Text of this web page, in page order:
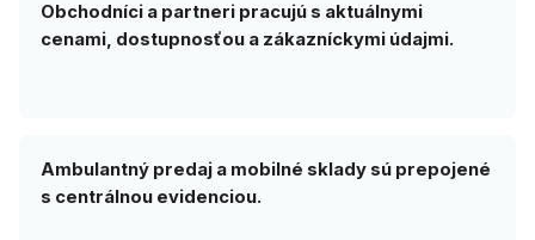
Obchodníci a partneri pracujú s aktuálnymi
cenami, dostupnosťou a zákazníckymi údajmi.
Ambulantný predaj a mobilné sklady sú prepojené
s centrálnou evidenciou.